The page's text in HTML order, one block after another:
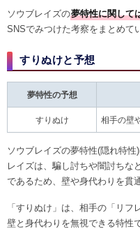
ソウブレイズの夢特性に関して
SNSでみつけた考察をまとめて
すりぬけと予想
夢特性の予想
すりぬけ 相手の壁
ソウブレイズの夢特性(隠れ特
レイズは、騙し討ちや闇討ちな
であるため、壁や身代わりを貫
「すりぬけ」は、相手の「リ
壁と身代わりを無視できる特性